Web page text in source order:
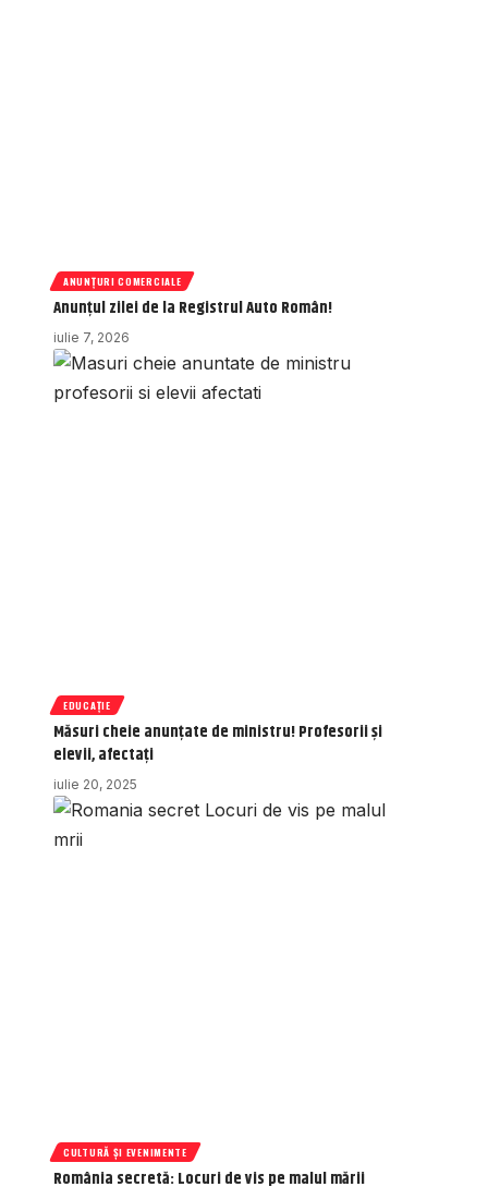
ANUNȚURI COMERCIALE
Anunțul zilei de la Registrul Auto Român!
iulie 7, 2026
EDUCAȚIE
Măsuri cheie anunțate de ministru! Profesorii și
elevii, afectați
iulie 20, 2025
CULTURĂ ȘI EVENIMENTE
România secretă: Locuri de vis pe malul mării